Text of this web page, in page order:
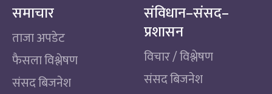
समाचार
ताजा अपडेट
फैसला विश्लेषण
संसद बिजनेश
संविधान–संसद–
प्रशासन
विचार / विश्लेषण
संसद बिजनेश